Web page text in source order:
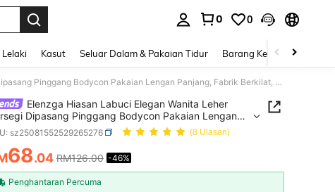
0 0
Kasut Seluar Dalam & Pakaian Tidur Barang Kemas & Aksesori
Elenzga Hiasan Labuci Elegan Wanita Leher Persegi Dipasang Pinggang Bodycon Pakaian Lengan Panjang, Fabrik Berkilat, Sesuai Untuk Pesta, Musim Gugur/Musim Sejuk
Elenzga Hiasan Labuci Elegan Wanita Leher
Dipasang Pinggang Bodycon Pakaian Lengan
Fabrik Berkilat, Sesuai Untuk Pesta, Musim
Musim Sejuk
sz25081552529265276 (8 Ulasan)
AND AVAILABILITY
68.04 RM126.00 -46%
Penghantaran Percuma